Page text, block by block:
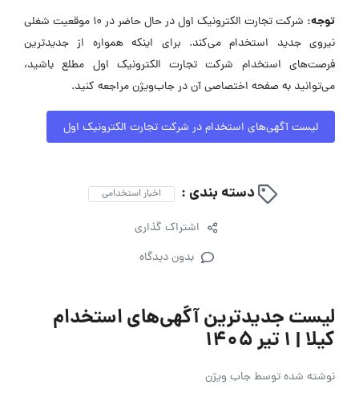
توجه:
شرکت تجارت الکترونیک اول در حال حاضر در ۱۰ موقعیت شغلی
نیروی جدید استخدام می‌کند. برای اینکه همواره از جدیدترین
فرصت‌های استخدام شرکت تجارت الکترونیک اول مطلع باشید،
می‌توانید به صفحه اختصاصی آن در جاب‌ویژن مراجعه کنید.
لیست آگهی‌های استخدام در شرکت تجارت الکترونیک اول
دسته بندی : اخبار استخدامی
اشتراک گذاری
بدون دیدگاه
لیست جدیدترین آگهی‌های استخدام
کیلا | ۱ تیر ۱۴۰۵
نوشته شده توسطجاب ویژن